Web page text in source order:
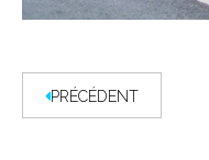
PRÉCÉDENT